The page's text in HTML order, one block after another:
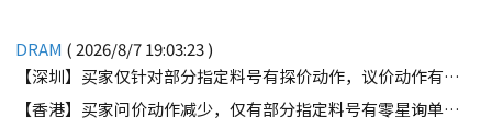
DRAM ( 2026/8/7 19:03:23 )
【深圳】买家仅针对部分指定料号有探价动作，议价动作有所减少
【香港】买家问价动作减少，仅有部分指定料号有零星询单动作